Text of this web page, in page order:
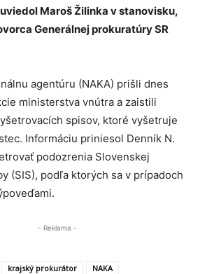
Maroš Žilinka v stanovisku,
Generálnej prokuratúry SR
agentúru (NAKA) prišli dnes
ministerstva vnútra a zaistili
spisov, ktoré vyšetruje
Informáciu priniesol Denník N.
podozrenia Slovenskej
(SIS), podľa ktorých sa v prípadoch
- Reklama -
krajský prokurátor
NAKA